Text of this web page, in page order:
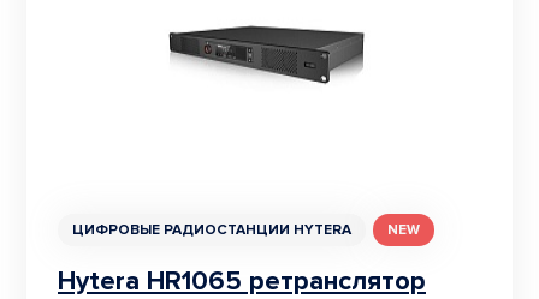
ЦИФРОВЫЕ РАДИОСТАНЦИИ HYTERA NEW
Hytera HR1065 ретранслятор